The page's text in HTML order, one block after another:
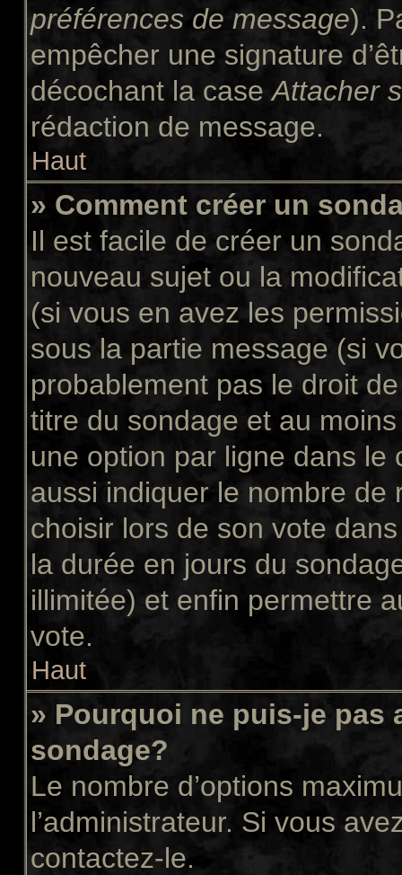
préférences de message).
empêcher une signature
décochant la caseAttacher
rédaction de message.
Haut
» Comment créer un
Il est facile de créer un
nouveau sujet ou la
(si vous en avez les
sous la partie message (si
probablement pas le droit
titre du sondage et au
une option par ligne dans le
aussi indiquer le nombre de
choisir lors de son vote
la durée en jours du
illimitée) et enfin permettre
vote.
Haut
» Pourquoi ne puis-je pas
sondage?
Le nombre d’options
l’administrateur. Si vous
contactez-le.